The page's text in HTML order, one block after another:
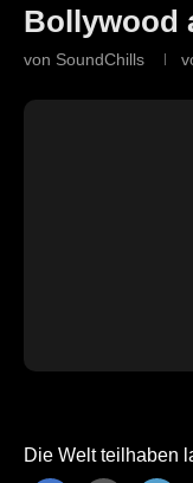
Bollywood
von SoundChills
Die Welt teilhaben